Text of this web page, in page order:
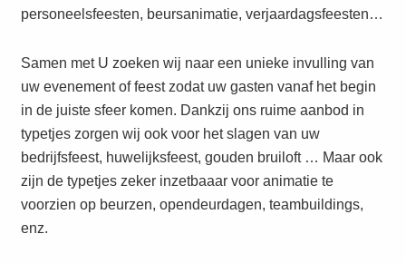
personeelsfeesten, beursanimatie, verjaardagsfeesten…
Samen met U zoeken wij naar een unieke invulling van
uw evenement of feest zodat uw gasten vanaf het begin
in de juiste sfeer komen. Dankzij ons ruime aanbod in
typetjes zorgen wij ook voor het slagen van uw
bedrijfsfeest, huwelijksfeest, gouden bruiloft … Maar ook
zijn de typetjes zeker inzetbaaar voor animatie te
voorzien op beurzen, opendeurdagen, teambuildings,
enz.